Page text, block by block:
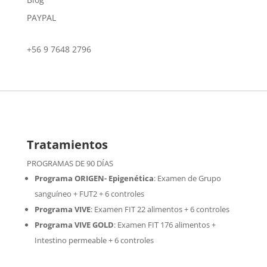
PAYPAL
+56 9 7648 2796
Tratamientos
PROGRAMAS DE 90 DÍAS
Programa ORIGEN- Epigenética:Examen de Grupo
sanguíneo + FUT2 + 6 controles
Programa VIVE: Examen FIT 22 alimentos + 6 controles
Programa VIVE GOLD: Examen FIT 176 alimentos +
Intestino permeable + 6 controles